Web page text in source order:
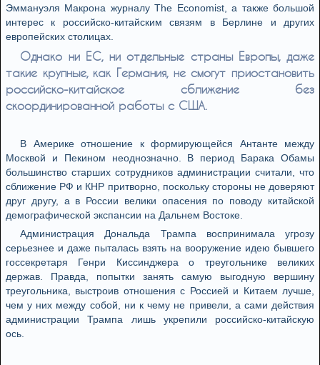
Эммануэля Макрона журналу The Economist, а также большой
интерес к российско-китайским связям в Берлине и других
европейских столицах.
Однако ни ЕС, ни отдельные страны Европы, даже
такие крупные, как Германия, не смогут приостановить
российско-китайское сближение без
скоординированной работы с США.
В Америке отношение к формирующейся Антанте между
Москвой и Пекином неоднозначно. В период Барака Обамы
большинство старших сотрудников администрации считали, что
сближение РФ и КНР притворно, поскольку стороны не доверяют
друг другу, а в России велики опасения по поводу китайской
демографической экспансии на Дальнем Востоке.
Администрация Дональда Трампа воспринимала угрозу
серьезнее и даже пыталась взять на вооружение идею бывшего
госсекретаря Генри Киссинджера о треугольнике великих
держав. Правда, попытки занять самую выгодную вершину
треугольника, выстроив отношения с Россией и Китаем лучше,
чем у них между собой, ни к чему не привели, а сами действия
администрации Трампа лишь укрепили российско-китайскую
ось.